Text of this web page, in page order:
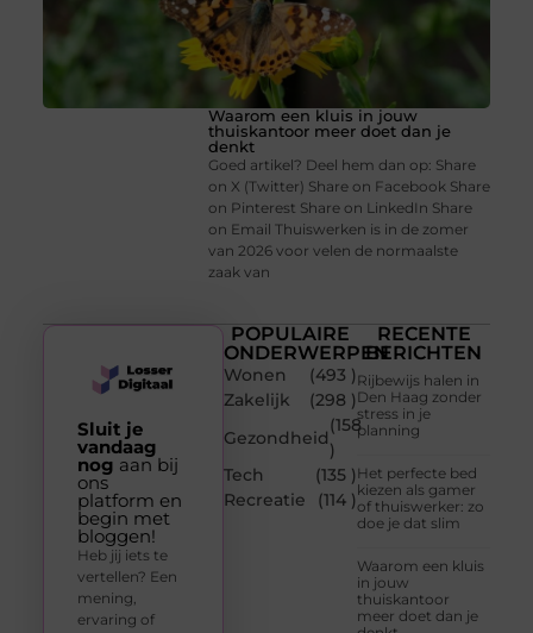
Waarom een kluis in jouw
thuiskantoor meer doet dan je
denkt
Goed artikel? Deel hem dan op: Share
on X (Twitter) Share on Facebook Share
on Pinterest Share on LinkedIn Share
on Email Thuiswerken is in de zomer
van 2026 voor velen de normaalste
zaak van
POPULAIRE
ONDERWERPEN
Wonen
(493 )
Zakelijk
(298 )
Gezondheid
(158
)
Tech
(135 )
Recreatie
(114 )
RECENTE
BERICHTEN
Rijbewijs halen in
Den Haag zonder
stress in je
planning
Het perfecte bed
kiezen als gamer
of thuiswerker: zo
doe je dat slim
Waarom een kluis
in jouw
thuiskantoor
meer doet dan je
Sluit je
vandaag
nog aan bij
ons
platform en
begin met
bloggen!
Heb jij iets te
vertellen? Een
mening,
ervaring of